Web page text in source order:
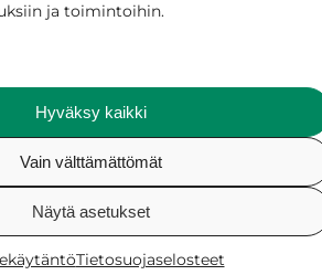
ja toimintoihin.
Hyväksy kaikki
Vain välttämättömät
Näytä asetukset
Tietosuojaselosteet